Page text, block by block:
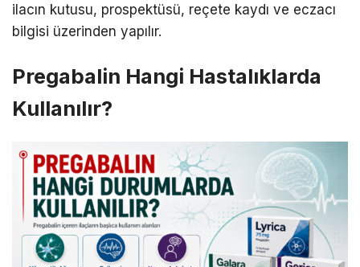
ilacın kutusu, prospektüsü, reçete kaydı ve eczacı
bilgisi üzerinden yapılır.
Pregabalin Hangi Hastalıklarda
Kullanılır?